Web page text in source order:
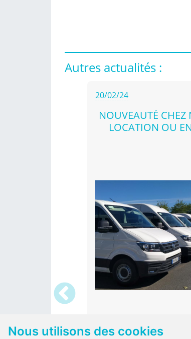
Nous utilisons des cookies
Autres actualités :
20/02/24
NOUVEAUTÉ CHEZ
LOCATION OU